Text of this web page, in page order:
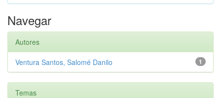
Navegar
Autores
1
Ventura Santos, Salomé Danilo
Temas